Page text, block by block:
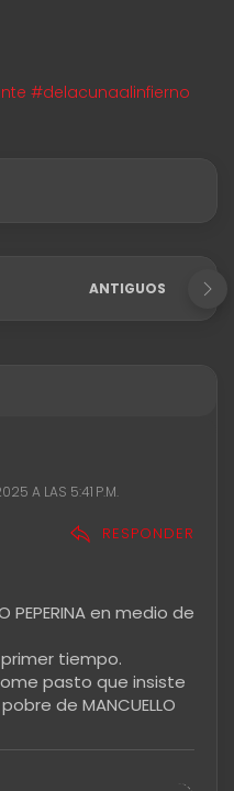
#delacunaalinfierno
ANTIGUOS
A LAS 5:41 P.M.
RESPONDER
PEPERINA en medio de
tiempo.
pasto que insiste
de MANCUELLO